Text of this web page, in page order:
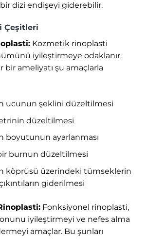
dizi endişeyi giderebilir.
Çeşitleri
Kozmetik rinoplasti
iyileştirmeye odaklanır.
bir ameliyatı şu amaçlarla
ucunun şeklini düzeltilmesi
düzeltilmesi
boyutunun ayarlanması
burnun düzeltilmesi
köprüsü üzerindeki tümseklerin
giderilmesi
Fonksiyonel rinoplasti,
iyileştirmeyi ve nefes alma
amaçlar. Bu şunları